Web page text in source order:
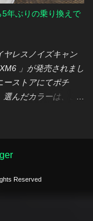
を不安定にさせる伏
」！！ ベン...
必須となることが
にバカバカしいか
がる一方で、機能は
安定性はかえって
など、使い勝手の悪
てしまいました。 そ
の歴史に終止符を
スタマイズ性の高
です。 それでも
。 本質の再定義：
年ぶりの乗り換えで
ヤレスノイズキャン
」が発売されまし
ーストアにてポチ
んだカラーは、こ
ぜ私が買い替えた
は「熟成」への期待
Reserved